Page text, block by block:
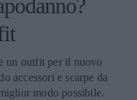
un outfit per il nuovo
accessori e scarpe da
modo possibile.